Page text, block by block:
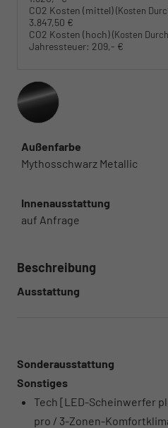
CO2 Kosten (mittel)(Kosten
3.847,50 €
CO2 Kosten (hoch)(Kosten
Jahressteuer: 209,- €
Außenfarbe
Mythosschwarz Metallic
Innenausstattung
auf Anfrage
Beschreibung
Ausstattung
Sonderausstattung
Sonstiges
Tech [LED-Scheinwerfer
pro / 3-Zonen-